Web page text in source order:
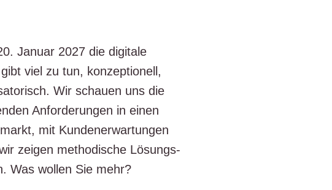
Janu­ar 2027 die digi­ta­le
viel zu tun, kon­zep­tio­nell,
Wir schau­en uns die
Anfor­de­run­gen in einen
mit Kun­den­er­war­tun­gen
zei­gen metho­di­sche Lösungs­
Was wol­len Sie mehr?